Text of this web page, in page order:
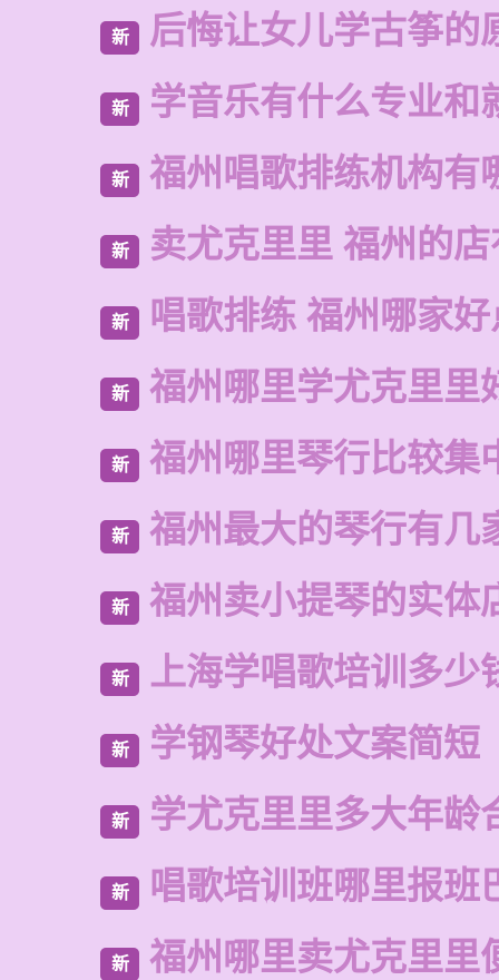
新 后悔让女儿学古筝的
新 学音乐有什么专业和
新 福州唱歌排练机构有
新 卖尤克里里 福州的
新 唱歌排练 福州哪家好
新 福州哪里学尤克里里
新 福州哪里琴行比较集
新 福州最大的琴行有几
新 福州卖小提琴的实体
新 上海学唱歌培训多少
新 学钢琴好处文案简短
新 学尤克里里多大年龄
新 唱歌培训班哪里报班
新 福州哪里卖尤克里里